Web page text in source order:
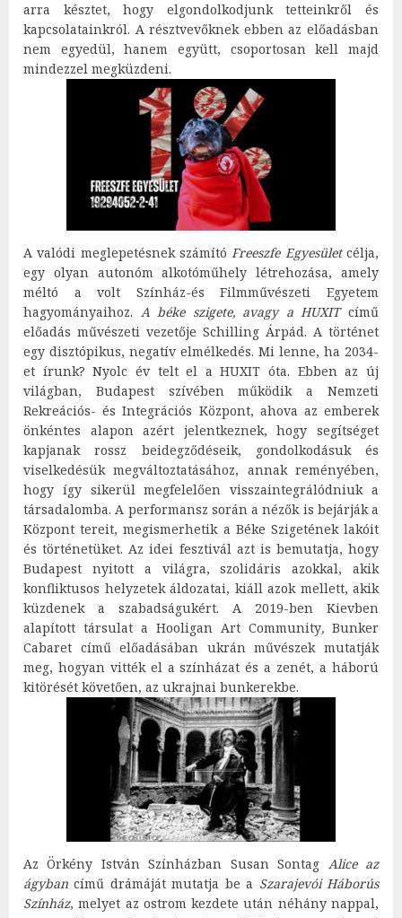
arra késztet, hogy elgondolkodjunk tetteinkről és
kapcsolatainkról. A résztvevőknek ebben az előadásban
nem egyedül, hanem együtt, csoportosan kell majd
mindezzel megküzdeni.
A valódi meglepetésnek számítóFreeszfe Egyesületcélja,
egy olyan autonóm alkotóműhely létrehozása, amely
méltó a volt Színház-és Filmművészeti Egyetem
hagyományaihoz. A béke szigete, avagy a HUXITcímű
előadás művészeti vezetője Schilling Árpád. A történet
egy disztópikus, negatív elmélkedés. Mi lenne, ha 2034-
et írunk? Nyolc év telt el a HUXIT óta. Ebben az új
világban, Budapest szívében működik a Nemzeti
Rekreációs- és Integrációs Központ, ahova az emberek
önkéntes alapon azért jelentkeznek, hogy segítséget
kapjanak rossz beidegződéseik, gondolkodásuk és
viselkedésük megváltoztatásához, annak reményében,
hogy így sikerül megfelelően visszaintegrálódniuk a
társadalomba. A performansz során a nézők is bejárják a
Központ tereit, megismerhetik a Béke Szigetének lakóit
és történetüket. Az idei fesztivál azt is bemutatja, hogy
Budapest nyitott a világra, szolidáris azokkal, akik
konfliktusos helyzetek áldozatai, kiáll azok mellett, akik
küzdenek a szabadságukért. A 2019-ben Kievben
alapított társulat a Hooligan Art Community, Bunker
Cabaret című előadásában ukrán művészek mutatják
meg, hogyan vitték el a színházat és a zenét, a háború
kitörését követően, az ukrajnai bunkerekbe.
Az Örkény István Színházban Susan Sontag Alice az
ágyban című drámáját mutatja be a Szarajevói Háborús
Színház, melyet az ostrom kezdete után néhány nappal,